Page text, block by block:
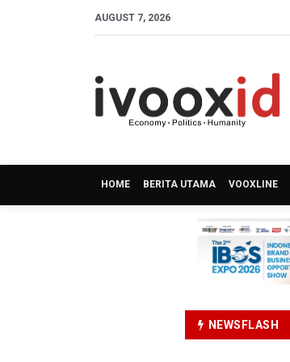
AUGUST 7, 2026
HOME BERITA UTAMA VOOXLINE
NEWSFLASH